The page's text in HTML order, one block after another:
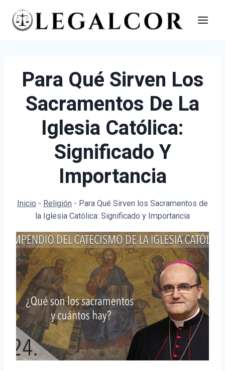
Saltar
Para Qué Sirven Los
Sacramentos De La
Iglesia Católica:
Significado Y
Importancia
Inicio - Religión - Para Qué Sirven los Sacramentos de
la Iglesia Católica: Significado y Importancia